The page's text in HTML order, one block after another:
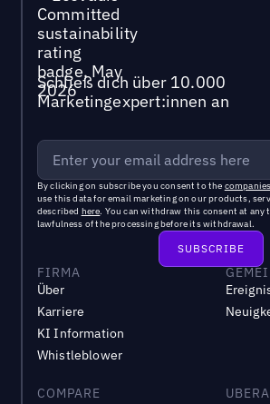
Schließ dich über 10.000
Marketingexpert:innen an
By clicking on subscribe you consent to the
use this data for email marketing on our products,
described here. You can withdraw this consent at
lawfulness of the processing before its withdrawal.
FIRMA
Über
Karriere
KI Information
Whistleblower
COMPARE